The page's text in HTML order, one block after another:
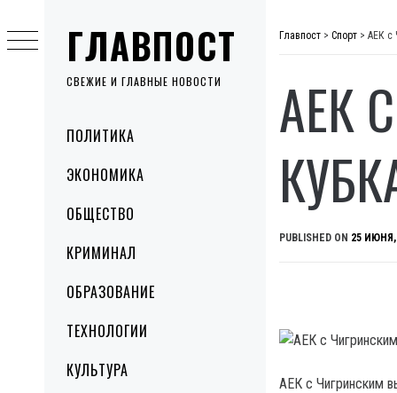
ГЛАВПОСТ
СВЕЖИЕ И ГЛАВНЫЕ НОВОСТИ
MenuПОЛИТИКА
ЭКОНОМИКА
ОБЩЕСТВО
КРИМИНАЛ
ОБРАЗОВАНИЕ
ТЕХНОЛОГИИ
КУЛЬТУРА
to
content
Главпост > Спорт > АЕК с
АЕК
PUBLISHED ON 25 ИЮНЯ,
АЕК с Чигринским